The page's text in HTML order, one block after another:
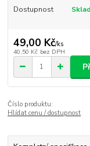
Dostupnost
49,00 Kč/ks
40,50 Kč bez DPH
Číslo produktu:
Hlídat cenu / dostupnost